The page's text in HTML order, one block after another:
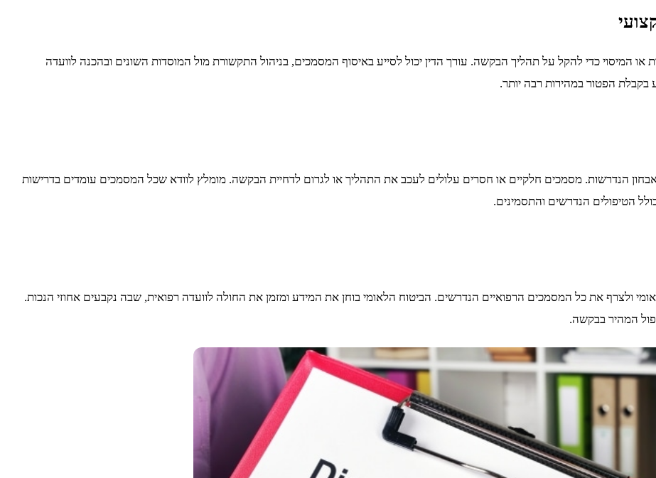
המיסוי כדי להקל על תהליך הבקשה. עורך הדין יכול לסייע באיסוף המסמכים, בניהול התקשורת מול המוסדות השונים ובהכנה לוועדה
בקבלת הפטור במהירות רבה יותר.
הנדרשות. מסמכים חלקיים או חסרים עלולים לעכב את התהליך או לגרום לדחיית הבקשה. מומלץ לוודא שכל המסמכים עומדים בדרישות
הטיפולים הנדרשים והתסמינים.
ולצרף את כל המסמכים הרפואיים הנדרשים. הביטוח הלאומי בוחן את המידע ומזמן את החולה לוועדה רפואית, שבה נקבעים אחוזי הנכות.
המהיר בבקשה.